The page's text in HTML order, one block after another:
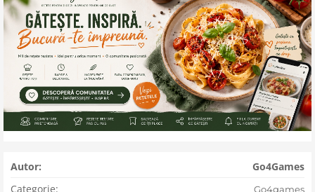
Autor:
Go4Games
Categorie:
Go4games